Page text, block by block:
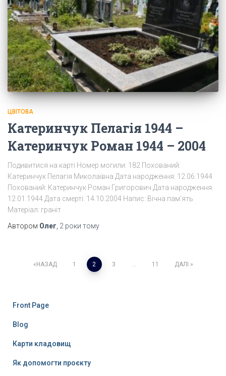
ЦВІТОВА
Катеринчук Пелагія 1944 –
Катеринчук Роман 1944 – 2004
Подивитися на карті Номер могили: 182 Похований:
Катеринчук Пелагія Миколаївна Дата народження: 12.06.1944
Похований: Катеринчук Роман Григорович Дата народження:
12.01.1944 Дата смерті: 14.10.2004 Напис: Вічна пам’ять
Матеріал: граніт
Автором Олег 2 роки тому
Пагінація
НАЗАД 1 2 3 11 ДАЛІ
Front Page
Blog
Карти кладовищ
Як допомогти проєкту